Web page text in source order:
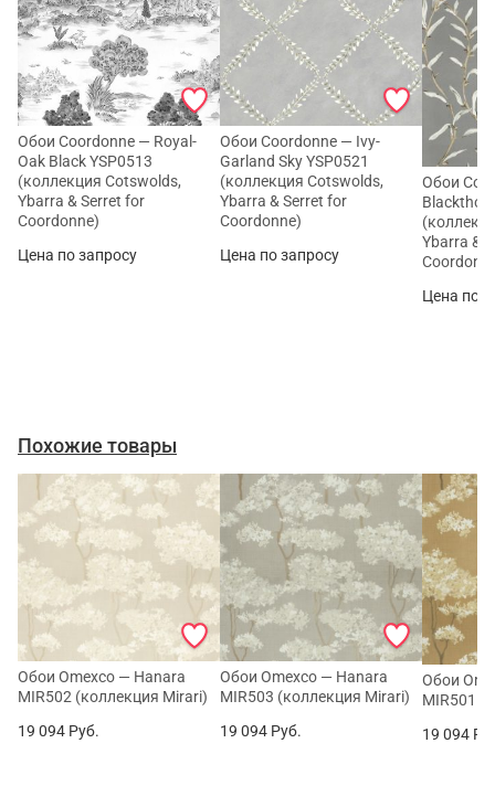
Обои Coordonne — Royal-
Oak Black YSP0513
(коллекция Cotswolds,
Ybarra & Serret for
Coordonne)
Цена по запросу
Обои Coordonne — Ivy-
Garland Sky YSP0521
(коллекция Cotswolds,
Ybarra & Serret for
Coordonne)
Цена по запросу
Обои
Ybarra &
Цена по
Похожие товары
Обои Omexco — Hanara
MIR502 (коллекция Mirari)
19 094 Руб.
Обои Omexco — Hanara
MIR503 (коллекция Mirari)
19 094 Руб.
Обои
MIR501
19 094